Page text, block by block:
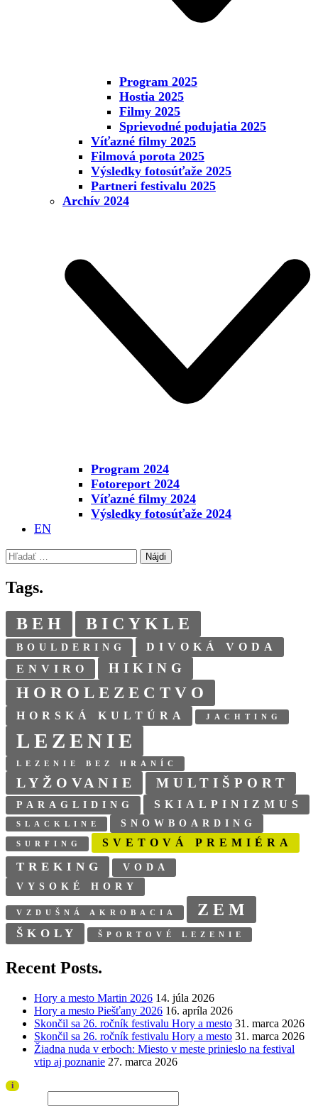
Program 2025
Hostia 2025
Filmy 2025
Sprievodné podujatia 2025
Víťazné filmy 2025
Filmová porota 2025
Výsledky fotosúťaže 2025
Partneri festivalu 2025
Archív 2024
Program 2024
Fotoreport 2024
Víťazné filmy 2024
Výsledky fotosúťaže 2024
EN
Hľadať:
Tags.
BEH
BICYKLE
BOULDERING
DIVOKÁ VODA
ENVIRO
HIKING
HOROLEZECTVO
HORSKÁ KULTÚRA JACHTING
LEZENIE
LEZENIE BEZ HRANÍC
LYŽOVANIE MULTIŠPORT
PARAGLIDING SKIALPINIZMUS
SLACKLINE SNOWBOARDING
SURFING SVETOVÁ PREMIÉRA
TREKING
VODA
VYSOKÉ HORY
VZDUŠNÁ AKROBACIA ZEM
ŠKOLY ŠPORTOVÉ LEZENIE
Recent Posts.
Hory a mesto Martin 2026 14. júla 2026
Hory a mesto Piešťany 2026 16. apríla 2026
Skončil sa 26. ročník festivalu Hory a mesto 31. marca 2026
Skončil sa 26. ročník festivalu Hory a mesto 31. marca 2026
Žiadna nuda v erboch: Miesto v meste prinieslo na festival
vtip aj poznanie 27. marca 2026
i